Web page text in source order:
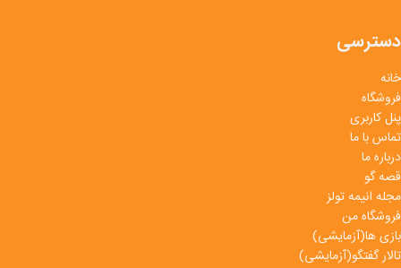
دسترسی
خانه
فروشگاه
پنل کاربری
تماس با ما
درباره ما
قصه گو
مجله انیمه تولز
فروشگاه من
بازی ها(آزمایشی)
تالار گفتگو(آزمایشی)